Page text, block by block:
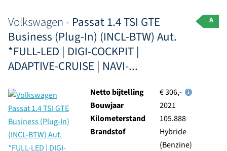
Volkswagen - Passat 1.4 TSI GTE
Business (Plug-In) (INCL-BTW) Aut.
*FULL-LED | DIGI-COCKPIT |
ADAPTIVE-CRUISE | NAVI-...
A
Netto bijtelling
€ 306,-
Bouwjaar
2021
Kilometerstand
105.888
Brandstof
Hybride
(Benzine)